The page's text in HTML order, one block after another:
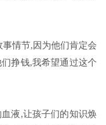
情节,因为他们肯定会
挣钱,我希望通过这个
液,让孩子们的知识焕